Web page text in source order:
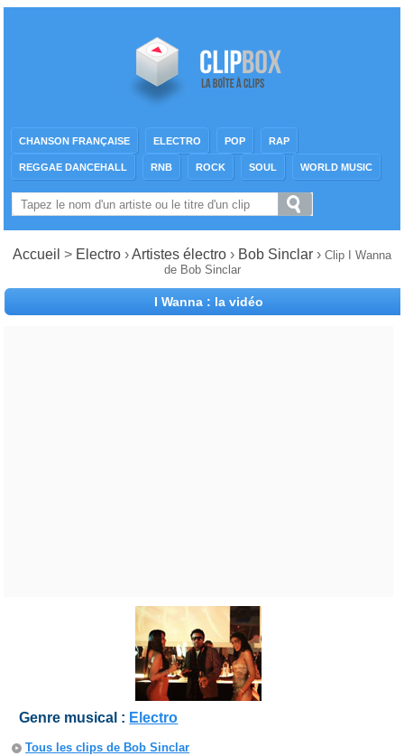
CHANSON FRANÇAISE ELECTRO POP RAP
REGGAE DANCEHALL RNB ROCK SOUL WORLD MUSIC
Accueil > Electro ›Artistes électro › Bob Sinclar › Clip I Wanna
de Bob Sinclar
I Wanna : la vidéo
Genre musical : Electro
Tous les clips de Bob Sinclar